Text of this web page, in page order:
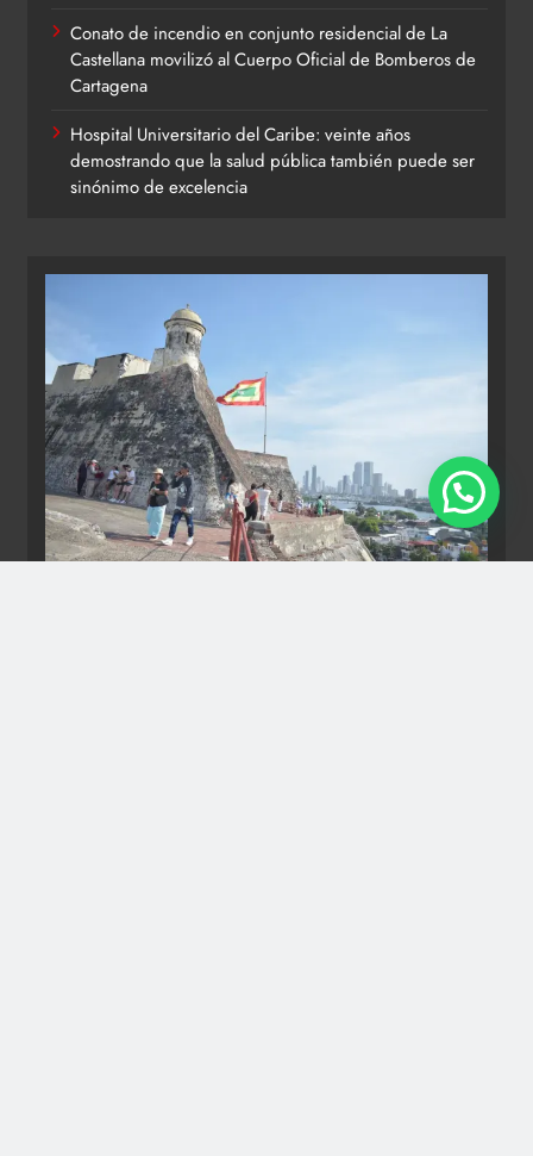
Conato de incendio en conjunto residencial de La
Castellana movilizó al Cuerpo Oficial de Bomberos de
Cartagena
Hospital Universitario del Caribe: veinte años
demostrando que la salud pública también puede ser
sinónimo de excelencia